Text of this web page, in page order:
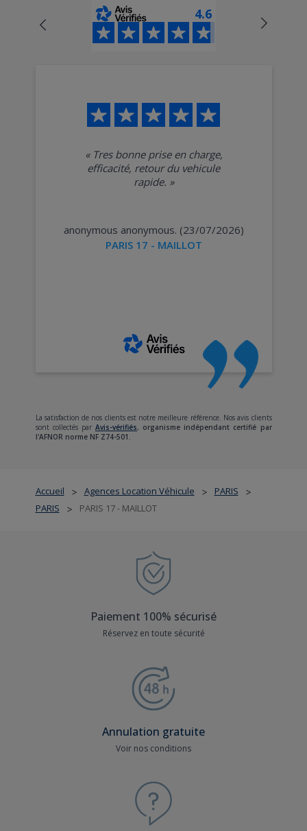
Accueil > Agences Location Véhicule > PARIS >
PARIS > PARIS 17 - MAILLOT
4.6
« Tres bonne prise en charge,
efficacité, retour du vehicule
rapide. »
anonymous anonymous. (23/07/2026)
PARIS 17 - MAILLOT
La satisfaction de nos clients est notre meilleure référence. Nos avis clients
sont collectés par Avis-vérifiés, organisme indépendant certifié par
l'AFNOR norme NF Z74-501.
Paiement 100% sécurisé
Réservez en toute sécurité
Annulation gratuite
Voir nos conditions